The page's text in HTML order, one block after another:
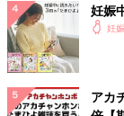
【男の子の傾
１位「碧」（主な
に返り咲き。読み
妊娠
妊
アカ